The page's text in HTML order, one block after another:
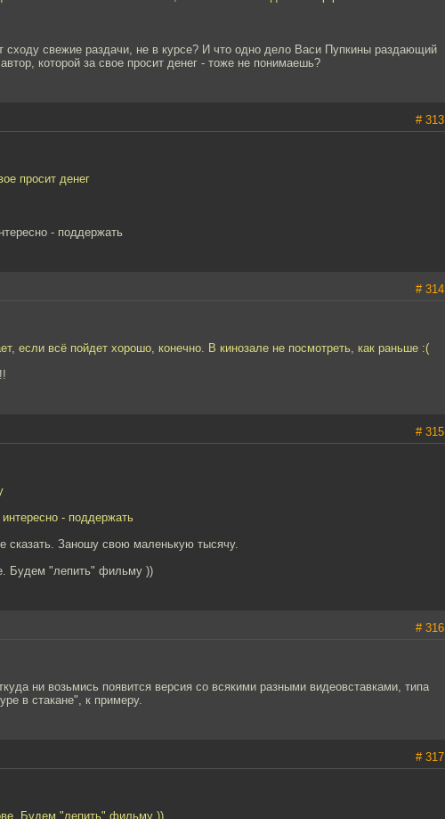
сходу свежие раздачи, не в курсе? И что одно дело Васи Пупкины раздающий
которой за свое просит денег - тоже не понимаешь?
# 313
просит денег
- поддержать
# 314
если всё пойдет хорошо, конечно. В кинозале не посмотреть, как раньше :(
# 315
- поддержать
сказать. Заношу свою маленькую тысячу.
Будем "лепить" фильму ))
# 316
ни возьмись появится версия со всякими разными видеовставками, типа
в стакане", к примеру.
# 317
Будем "лепить" фильму ))